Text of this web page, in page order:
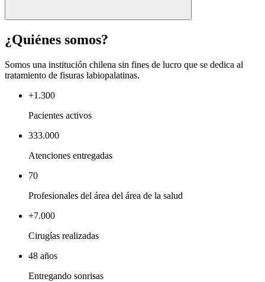
¿Quiénes somos?
Somos una institución chilena sin fines de lucro que se dedica al
tratamiento de fisuras labiopalatinas.
+1.300
Pacientes activos
333.000
Atenciones entregadas
70
Profesionales del área del área de la salud
+7.000
Cirugías realizadas
48 años
Entregando sonrisas